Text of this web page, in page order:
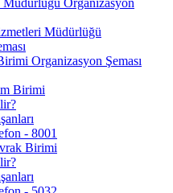
Müdürlüğü
Organizasyon Şeması
Birimi
- 8001
Birimi